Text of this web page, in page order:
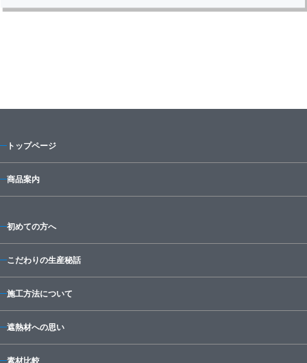
トップページ
商品案内
初めての方へ
こだわりの生産秘話
施工方法について
遮熱材への思い
素材比較